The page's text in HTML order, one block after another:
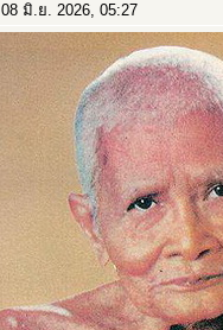
08 มิ.ย. 2026, 05:27